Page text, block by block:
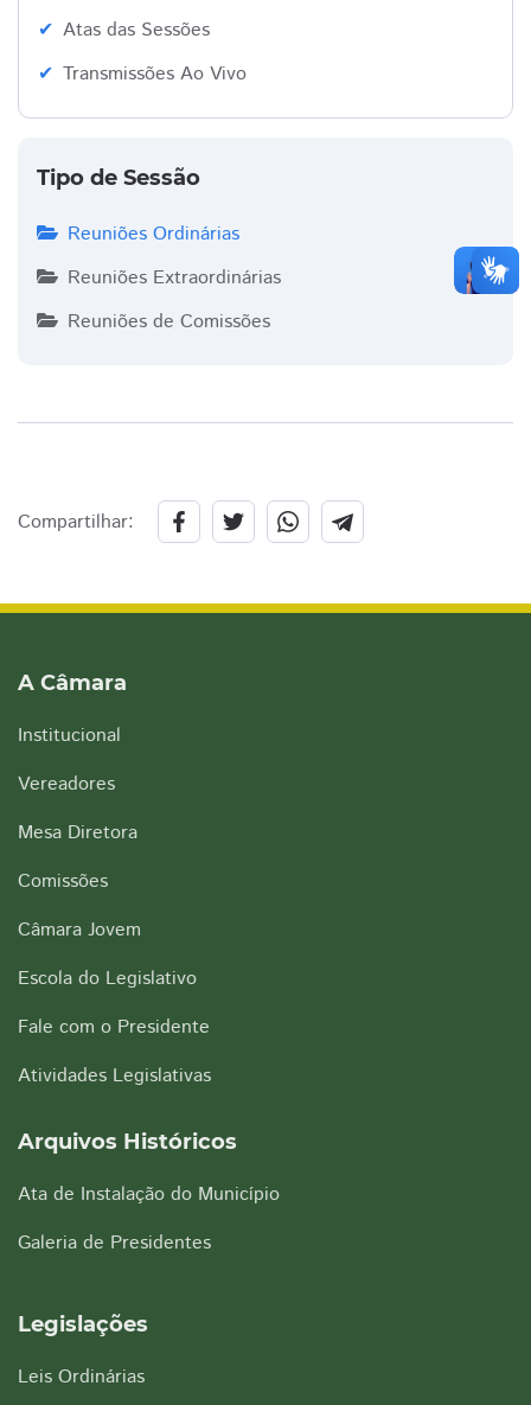
Atas das Sessões
Transmissões Ao Vivo
Tipo de Sessão
Reuniões Ordinárias
Reuniões Extraordinárias
Reuniões de Comissões
Compartilhar:
A Câmara
Institucional
Vereadores
Mesa Diretora
Comissões
Câmara Jovem
Escola do Legislativo
Fale com o Presidente
Atividades Legislativas
Arquivos Históricos
Ata de Instalação do Município
Galeria de Presidentes
Legislações
Leis Ordinárias